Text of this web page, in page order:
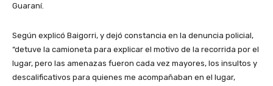
Guaraní.
Según explicó Baigorri, y dejó constancia en la denuncia policial,
“detuve la camioneta para explicar el motivo de la recorrida por el
lugar, pero las amenazas fueron cada vez mayores, los insultos y
descalificativos para quienes me acompañaban en el lugar,